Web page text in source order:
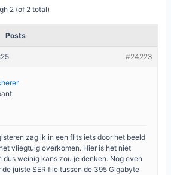
2 (of 2 total)
Posts
#24223
zag ik in een flits iets door het beeld
vliegtuig overkomen. Hier is het niet
dus weinig kans zou je denken. Nog even
juiste SER file tussen de 395 Gigabyte